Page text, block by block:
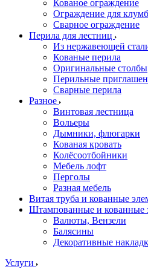
Кованое ограждение
Ограждение для
Сварное ограждение
Перила для лестниц
Из нержавеющей
Кованые перила
Оригинальные столбы
Перильные
Сварные перила
Разное
Винтовая лестница
Вольеры
Дымники, флюгарки
Кованая кровать
Колёсоотбойники
Мебель лофт
Перголы
Разная мебель
Витая труба и кованные
Штампованные и кованные
Валюты, Вензели
Балясины
Декоративные
Услуги